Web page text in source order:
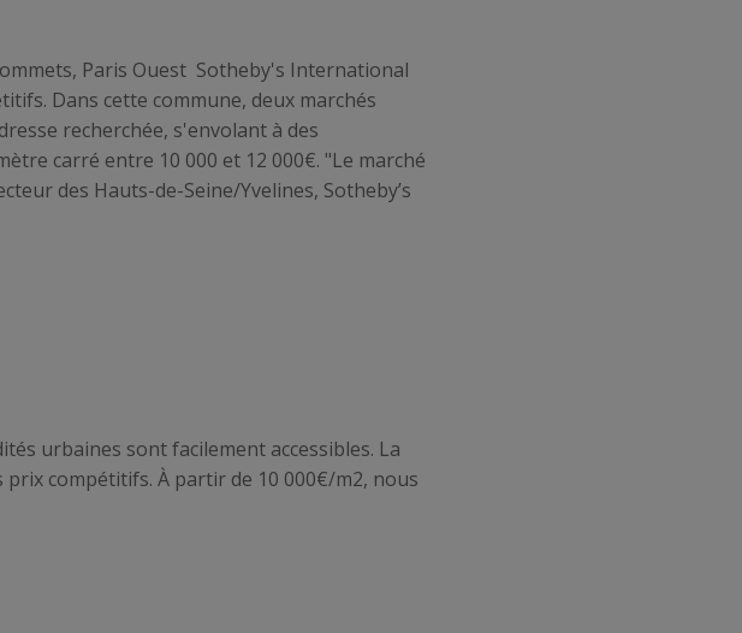
Paris Ouest Sotheby's International
Dans cette commune, deux marchés
recherchée, s'envolant à des
carré entre 10 000 et 12 000€. "Le marché
des Hauts-de-Seine/Yvelines, Sotheby’s
urbaines sont facilement accessibles. La
compétitifs. À partir de 10 000€/m2, nous